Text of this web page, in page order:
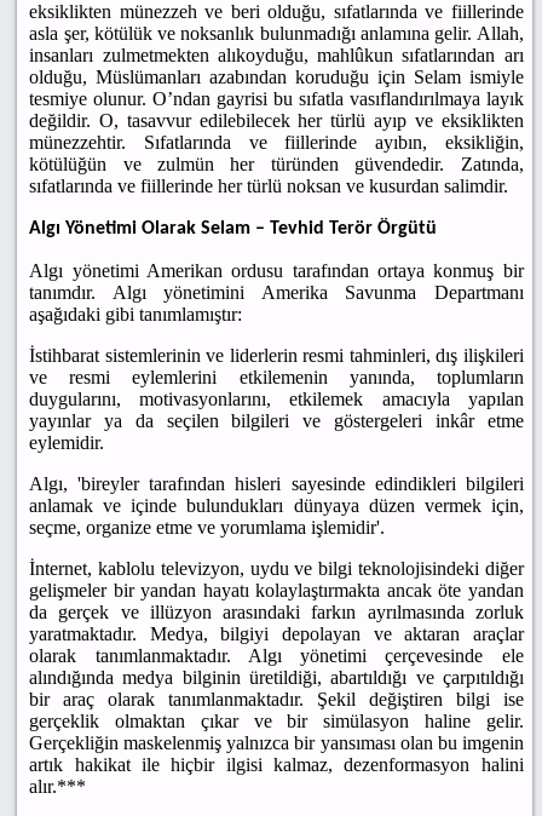
eksiklikten münezzeh ve beri olduğu, sıfatlarında ve fiillerinde
asla şer, kötülük ve noksanlık bulunmadığı anlamına gelir. Allah,
insanları zulmetmekten alıkoyduğu, mahlûkun sıfatlarından arı
olduğu, Müslümanları azabından koruduğu için Selam ismiyle
tesmiye olunur. O’ndan gayrisi bu sıfatla vasıflandırılmaya layık
değildir. O, tasavvur edilebilecek her türlü ayıp ve eksiklikten
münezzehtir. Sıfatlarında ve fiillerinde ayıbın, eksikliğin,
kötülüğün ve zulmün her türünden güvendedir. Zatında,
sıfatlarında ve fiillerinde her türlü noksan ve kusurdan salimdir.
Algı Yönetimi Olarak Selam – Tevhid Terör Örgütü
Algı yönetimi Amerikan ordusu tarafından ortaya konmuş bir
tanımdır. Algı yönetimini Amerika Savunma Departmanı
aşağıdaki gibi tanımlamıştır:
İstihbarat sistemlerinin ve liderlerin resmi tahminleri, dış ilişkileri
ve resmi eylemlerini etkilemenin yanında, toplumların
duygularını, motivasyonlarını, etkilemek amacıyla yapılan
yayınlar ya da seçilen bilgileri ve göstergeleri inkâr etme
eylemidir.
Algı, 'bireyler tarafından hisleri sayesinde edindikleri bilgileri
anlamak ve içinde bulundukları dünyaya düzen vermek için,
seçme, organize etme ve yorumlama işlemidir'.
İnternet, kablolu televizyon, uydu ve bilgi teknolojisindeki diğer
gelişmeler bir yandan hayatı kolaylaştırmakta ancak öte yandan
da gerçek ve illüzyon arasındaki farkın ayrılmasında zorluk
yaratmaktadır. Medya, bilgiyi depolayan ve aktaran araçlar
olarak tanımlanmaktadır. Algı yönetimi çerçevesinde ele
alındığında medya bilginin üretildiği, abartıldığı ve çarpıtıldığı
bir araç olarak tanımlanmaktadır. Şekil değiştiren bilgi ise
gerçeklik olmaktan çıkar ve bir simülasyon haline gelir.
Gerçekliğin maskelenmiş yalnızca bir yansıması olan bu imgenin
artık hakikat ile hiçbir ilgisi kalmaz, dezenformasyon halini
alır.***